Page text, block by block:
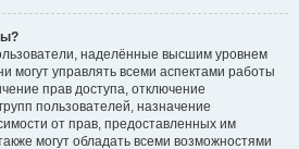
наделённые высшим уровнем
могут управлять всеми аспектами работы
прав доступа, отключение
пользователей, назначение
от прав, предоставленных им
могут обладать всеми возможностями